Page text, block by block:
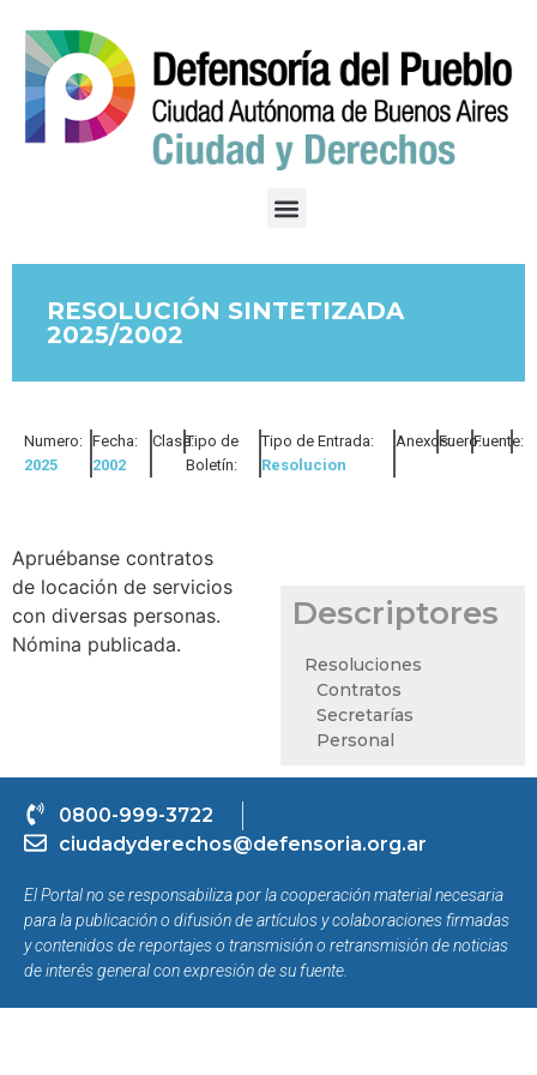
RESOLUCIÓN SINTETIZADA
2025/2002
Numero:
2025
Fecha:
2002
Clase:Tipo de
Boletín:
Tipo de Entrada:
Resolucion
Anexos:Fuero:Fuente:
Apruébanse contratos
de locación de servicios
con diversas personas.
Nómina publicada.
Descriptores
Resoluciones
Contratos
Secretarías
Personal
0800-999-3722
ciudadyderechos@defensoria.org.ar
El Portal no se responsabiliza por la cooperación material necesaria
para la publicación o difusión de artículos y colaboraciones firmadas
y contenidos de reportajes o transmisión o retransmisión de noticias
de interés general con expresión de su fuente.